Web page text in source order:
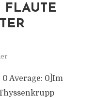
FLAUTE
Average: 0]Im